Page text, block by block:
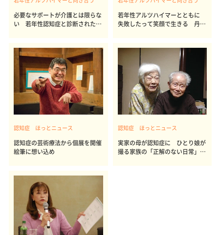
必要なサポートが介護とは限らな
い 若年性認知症と診断された丹
若年性アルツハイマーとともに
失敗したって笑顔で生きる 丹野
認知症 ほっとニュース
認知症の芸術療法から個展を開催
絵筆に想い込め
認知症 ほっとニュース
実家の母が認知症に ひとり娘が
撮る家族の「正解のない日常」と